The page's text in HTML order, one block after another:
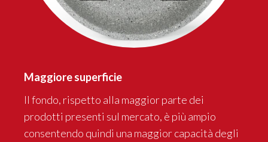
Maggiore superficie
Il fondo, rispetto alla maggior parte dei
prodotti presenti sul mercato, è più ampio
consentendo quindi una maggior capacità degli